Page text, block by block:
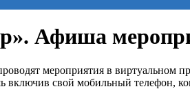
Афиша
мероприятия в виртуальном
свой мобильный телефон,